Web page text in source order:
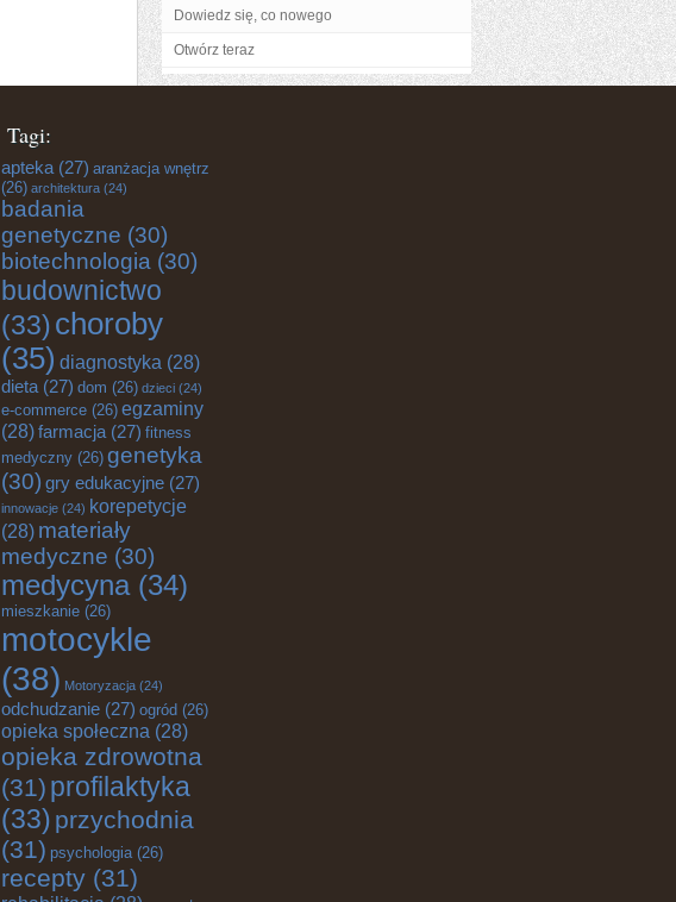
Dowiedz się, co nowego
Otwórz teraz
Tagi:
apteka (27) aranżacja wnętrz
(26) architektura (24)
badania
genetyczne (30)
biotechnologia (30)
budownictwo
(33)choroby
(35) diagnostyka (28)
dieta (27) dom (26) dzieci (24)
e-commerce (26) egzaminy
(28)farmacja (27) fitness
medyczny (26) genetyka
(30) gry edukacyjne (27)
innowacje (24) korepetycje
(28) materiały
medyczne (30)
medycyna(34)
mieszkanie (26)
motocykle
(38) Motoryzacja (24)
odchudzanie (27) ogród (26)
opieka społeczna (28)
opieka zdrowotna
(31) profilaktyka
(33) przychodnia
(31) psychologia(26)
recepty (31)